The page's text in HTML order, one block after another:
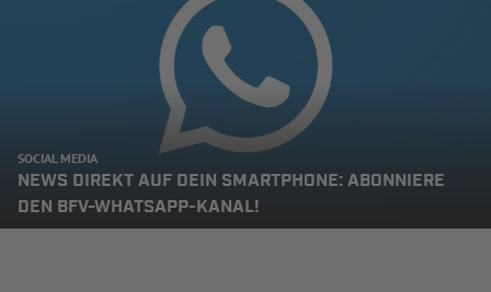
SOCIAL MEDIA
NEWS DIREKT AUF DEIN SMARTPHONE: ABONNIERE
DEN BFV-WHATSAPP-KANAL!